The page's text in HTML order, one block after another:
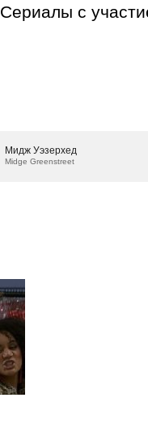
Сериалы с
Мидж Уэзерхед
Midge Greenstreet